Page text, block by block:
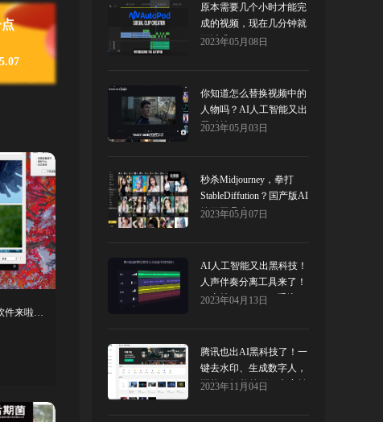
火遍Mac用户圈的超清4K动态壁纸软件来啦！堪称苹果版wallpaper...
原本需要几个小时才能完
成的视频，现在几分钟就
可以哦！
2023年05月08日
你知道怎么替换视频中的
人物吗？AI人工智能又出
黑科技！
2023年05月03日
秒杀Midjourney，拳打
StableDiffution？国产版AI
绘画工具来了！
2023年05月07日
AI人工智能又出黑科技！
人声伴奏分离工具来了！
（支持WIN+MAC系统）
2023年04月13日
腾讯也出AI黑科技了！一
键去水印、生成数字人，
还能AI智能绘画、文字转
2023年11月04日